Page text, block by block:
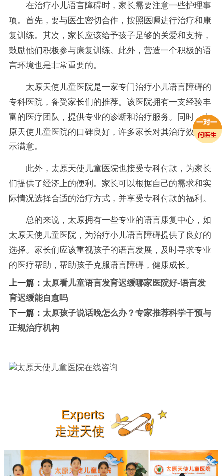
在治疗小儿语言障碍时，家长需要注意一些护理事
项。首先，要与医生密切合作，按照医嘱进行治疗和康
复训练。其次，家长应该给予孩子足够的关爱和支持，
鼓励他们积极参与康复训练。此外，营造一个积极的语
言环境也是非常重要的。
太原天使儿童医院是一家专门治疗小儿语言障碍的
专科医院，备受家长们的推荐。该医院拥有一支经验丰
富的医疗团队，提供专业的诊断和治疗服务。同时，太
原天使儿童医院的口碑良好，许多家长对其治疗效果表
示满意。
此外，太原天使儿童医院也接受专科付款，为家长
们提供了经济上的便利。家长可以根据自己的需求和实
际情况选择合适的治疗方式，并享受专科付款的福利。
总的来说，太原拥有一些专业的语言康复中心，如
太原天使儿童医院，为治疗小儿语言障碍提供了良好的
选择。家长们应该重视孩子的语言发展，及时寻求专业
的医疗帮助，帮助孩子克服语言障碍，健康成长。
上一篇： 太原看儿童语言发育迟缓哪家医院好-语言发
育迟缓能自愈吗
下一篇： 太原孩子说话晚怎么办？专家推荐科学干预与
正规治疗机构
Experts
走进天使